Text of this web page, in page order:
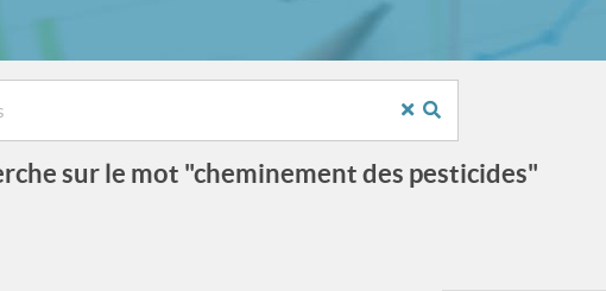
sur le mot "cheminement des pesticides"